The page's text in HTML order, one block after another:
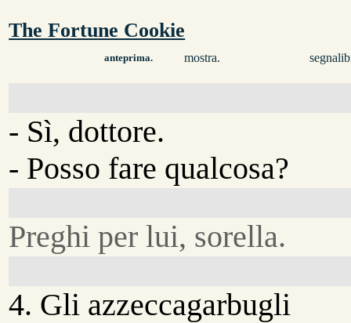
The Fortune Cookie
anteprima. mostra.
- Sì, dottore.
- Posso fare qualcosa?
Preghi per lui, sorella.
4. Gli azzeccagarbugli